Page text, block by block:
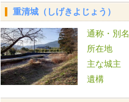
重清城（しげきよじょう）
通称・別名
所在地
主な城主
遺構